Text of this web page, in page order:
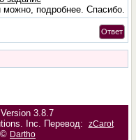
можно, подробнее. Спасибо.
Ответ
3.8.7
Inc. Перевод:
zCarot
© Dartho